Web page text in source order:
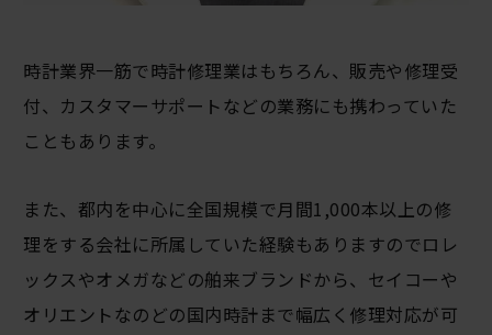
時計業界一筋で時計修理業はもちろん、販売や修理受
付、カスタマーサポートなどの業務にも携わっていた
こともあります。
また、都内を中心に全国規模で月間1,000本以上の修
理をする会社に所属していた経験もありますのでロレ
ックスやオメガなどの舶来ブランドから、セイコーや
オリエントなのどの国内時計まで幅広く修理対応が可